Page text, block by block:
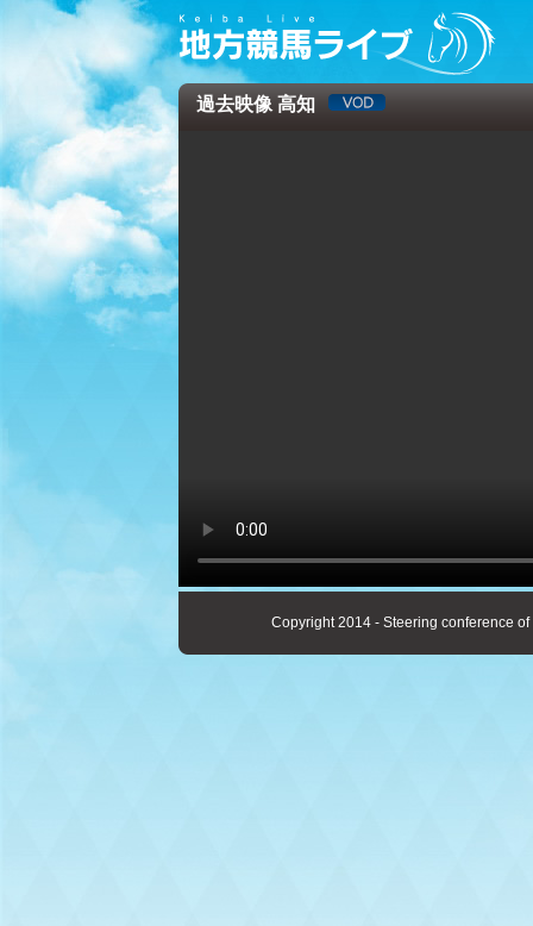
過去映像 高知
Copyright 2014 - Steering conference